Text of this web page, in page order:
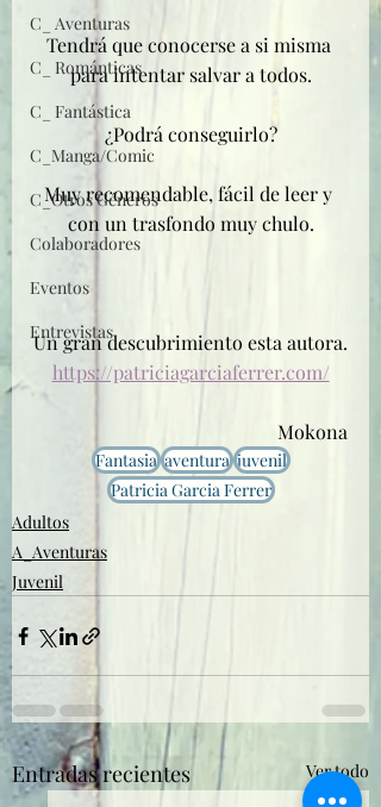
C_ Aventuras
C_ Románticas
C_ Fantástica
C_Manga/Comic
C_Otros Géneros
Colaboradores
Eventos
Entrevistas
Tendrá que conocerse a si misma
para intentar salvar a todos.
¿Podrá conseguirlo?
Muy recomendable, fácil de leer y
con un trasfondo muy chulo.
Un gran descubrimiento esta autora.
https://patriciagarciaferrer.com/
Mokona
Fantasia aventura juvenil
Patricia Garcia Ferrer
Adultos
A_Aventuras
Juvenil
Entradas recientes Ver todo